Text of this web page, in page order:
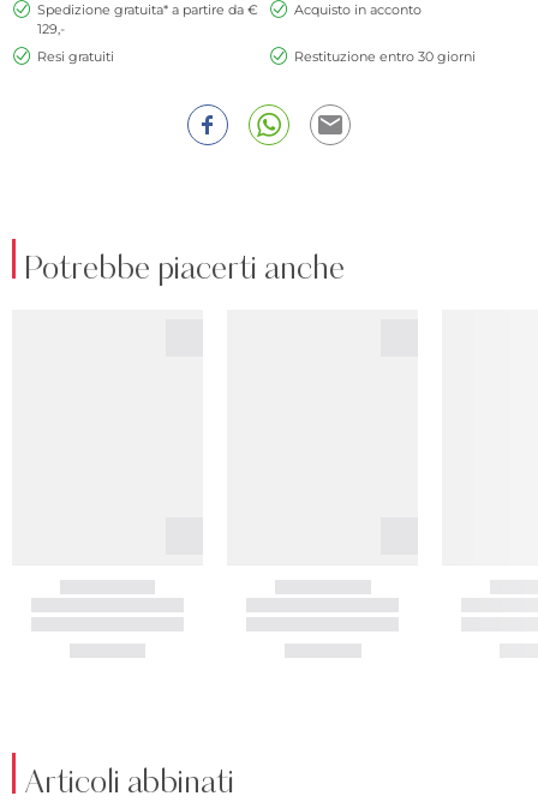
Spedizione gratuita* a partire da €
129,-
Acquisto in acconto
Resi gratuiti Restituzione entro 30 giorni
Potrebbe piacerti anche
Articoli abbinati